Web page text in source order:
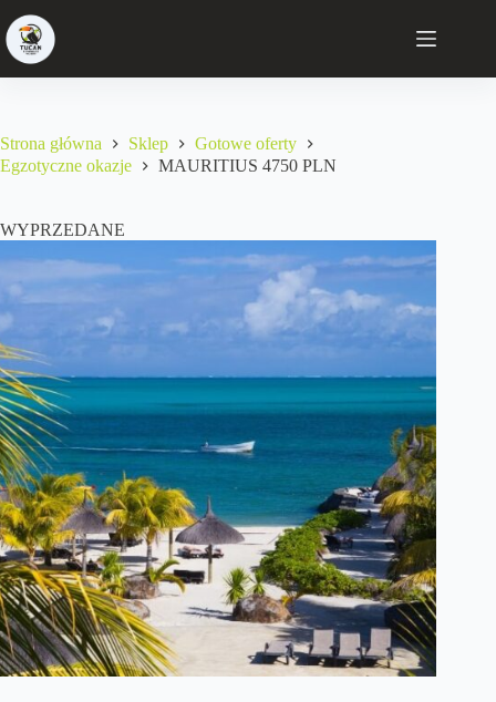
Strona główna Sklep
Gotowe oferty
Egzotyczne okazje
MAURITIUS 4750 PLN
WYPRZEDANE